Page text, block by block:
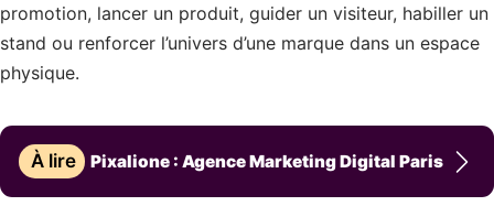
promotion, lancer un produit, guider un visiteur, habiller un
stand ou renforcer l’univers d’une marque dans un espace
physique.
À lire Pixalione : Agence Marketing Digital Paris